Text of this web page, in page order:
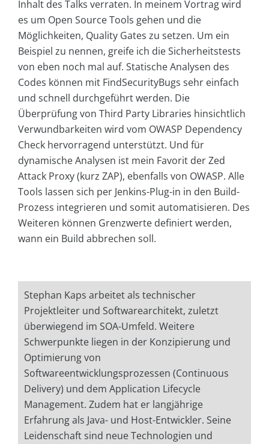
Inhalt des Talks verraten. In meinem Vortrag wird
es um Open Source Tools gehen und die
Möglichkeiten, Quality Gates zu setzen. Um ein
Beispiel zu nennen, greife ich die Sicherheitstests
von eben noch mal auf. Statische Analysen des
Codes können mit FindSecurityBugs sehr einfach
und schnell durchgeführt werden. Die
Überprüfung von Third Party Libraries hinsichtlich
Verwundbarkeiten wird vom OWASP Dependency
Check hervorragend unterstützt. Und für
dynamische Analysen ist mein Favorit der Zed
Attack Proxy (kurz ZAP), ebenfalls von OWASP. Alle
Tools lassen sich per Jenkins-Plug-in in den Build-
Prozess integrieren und somit automatisieren. Des
Weiteren können Grenzwerte definiert werden,
wann ein Build abbrechen soll.
Stephan Kaps arbeitet als technischer
Projektleiter und Softwarearchitekt, zuletzt
überwiegend im SOA-Umfeld. Weitere
Schwerpunkte liegen in der Konzipierung und
Optimierung von
Softwareentwicklungsprozessen (Continuous
Delivery) und dem Application Lifecycle
Management. Zudem hat er langjährige
Erfahrung als Java- und Host-Entwickler. Seine
Leidenschaft sind neue Technologien und